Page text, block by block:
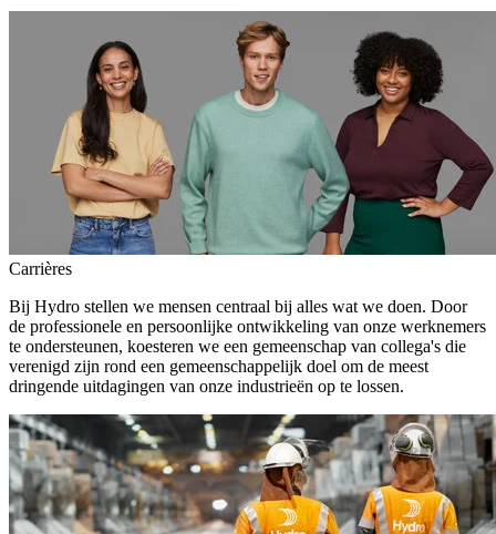
Carrières
Bij Hydro stellen we mensen centraal bij alles wat we doen. Door
de professionele en persoonlijke ontwikkeling van onze werknemers
te ondersteunen, koesteren we een gemeenschap van collega's die
verenigd zijn rond een gemeenschappelijk doel om de meest
dringende uitdagingen van onze industrieën op te lossen.